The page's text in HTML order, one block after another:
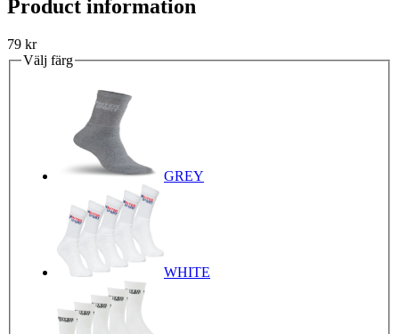
Product information
79 kr
Välj färg
GREY
WHITE